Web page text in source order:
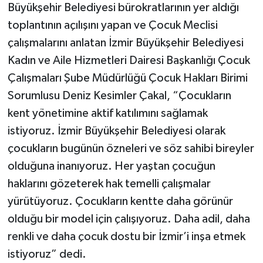
Büyükşehir Belediyesi bürokratlarının yer aldığı
toplantının açılışını yapan ve Çocuk Meclisi
çalışmalarını anlatan İzmir Büyükşehir Belediyesi
Kadın ve Aile Hizmetleri Dairesi Başkanlığı Çocuk
Çalışmaları Şube Müdürlüğü Çocuk Hakları Birimi
Sorumlusu Deniz Kesimler Çakal, “Çocukların
kent yönetimine aktif katılımını sağlamak
istiyoruz. İzmir Büyükşehir Belediyesi olarak
çocukların bugünün özneleri ve söz sahibi bireyler
olduğuna inanıyoruz. Her yaştan çocuğun
haklarını gözeterek hak temelli çalışmalar
yürütüyoruz. Çocukların kentte daha görünür
olduğu bir model için çalışıyoruz. Daha adil, daha
renkli ve daha çocuk dostu bir İzmir’i inşa etmek
istiyoruz” dedi.